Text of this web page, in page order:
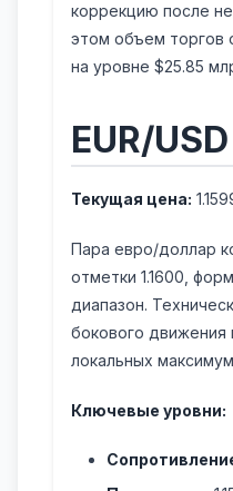
коррекцию после
этом объем торгов
на уровне $25.85
EUR/USD
Текущая цена:
Пара евро/доллар
отметки 1.1600,
диапазон.
бокового движения
локальных
Ключевые уровни: